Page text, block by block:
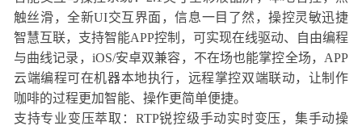
触丝滑，全新UI交互界面，信息一目了然，操控灵敏迅捷
智慧互联，支持智能APP控制，可实现在线驱动、自由编程
与曲线记录，iOS/安卓双兼容，不在场也能掌控全场，APP
云端编程可在机器本地执行，远程掌控双端联动，让制作
咖啡的过程更加智能、操作更简单便捷。
支持专业变压萃取：RTP锐控级手动实时变压，集手动操